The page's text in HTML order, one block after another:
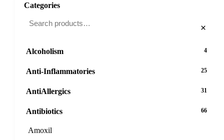
Categories
×
Alcoholism 4
Anti-Inflammatories 25
AntiAllergics 31
Antibiotics 66
Amoxil